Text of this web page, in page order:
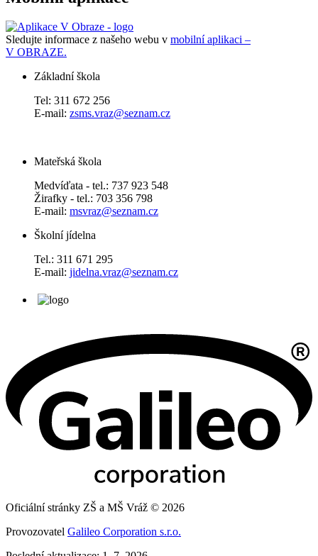
Sledujte informace z našeho webu v mobilní aplikaci –
V OBRAZE.
Základní škola
Tel: 311 672 256
E-mail: zsms.vraz@seznam.cz
Mateřská škola
Medvíďata - tel.: 737 923 548
Žirafky - tel.: 703 356 798
E-mail: msvraz@seznam.cz
Školní jídelna
Tel.: 311 671 295
E-mail: jidelna.vraz@seznam.cz
Oficiální stránky ZŠ a MŠ Vráž © 2026
Provozovatel Galileo Corporation s.r.o.